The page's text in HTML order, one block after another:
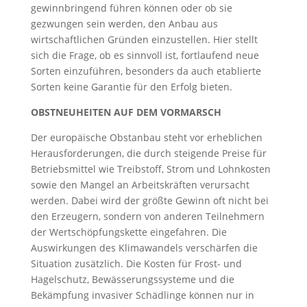
gewinnbringend führen können oder ob sie
gezwungen sein werden, den Anbau aus
wirtschaftlichen Gründen einzustellen. Hier stellt
sich die Frage, ob es sinnvoll ist, fortlaufend neue
Sorten einzuführen, besonders da auch etablierte
Sorten keine Garantie für den Erfolg bieten.
OBSTNEUHEITEN AUF DEM VORMARSCH
Der europäische Obstanbau steht vor erheblichen
Herausforderungen, die durch steigende Preise für
Betriebsmittel wie Treibstoff, Strom und Lohnkosten
sowie den Mangel an Arbeitskräften verursacht
werden. Dabei wird der größte Gewinn oft nicht bei
den Erzeugern, sondern von anderen Teilnehmern
der Wertschöpfungskette eingefahren. Die
Auswirkungen des Klimawandels verschärfen die
Situation zusätzlich. Die Kosten für Frost- und
Hagelschutz, Bewässerungssysteme und die
Bekämpfung invasiver Schädlinge können nur in